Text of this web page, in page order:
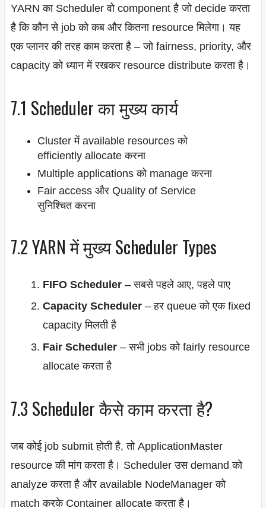
YARN का Scheduler वो component है जो decide करता
है कि कौन से job को कब और कितना resource मिलेगा। यह
एक प्लानर की तरह काम करता है – जो fairness, priority, और
capacity को ध्यान में रखकर resource distribute करता है।
7.1 Scheduler का मुख्य कार्य
Cluster में available resources को
efficiently allocate करना
Multiple applications को manage करना
Fair access और Quality of Service
सुनिश्चित करना
7.2 YARN में मुख्य Scheduler Types
FIFO Scheduler– सबसे पहले आए, पहले पाए
Capacity Scheduler– हर queue को एक fixed
capacity मिलती है
Fair Scheduler– सभी jobs को fairly resource
allocate करता है
7.3 Scheduler कैसे काम करता है?
जब कोई job submit होती है, तो ApplicationMaster
resource की मांग करता है। Scheduler उस demand को
analyze करता है और available NodeManager को
match करके Container allocate करता है।